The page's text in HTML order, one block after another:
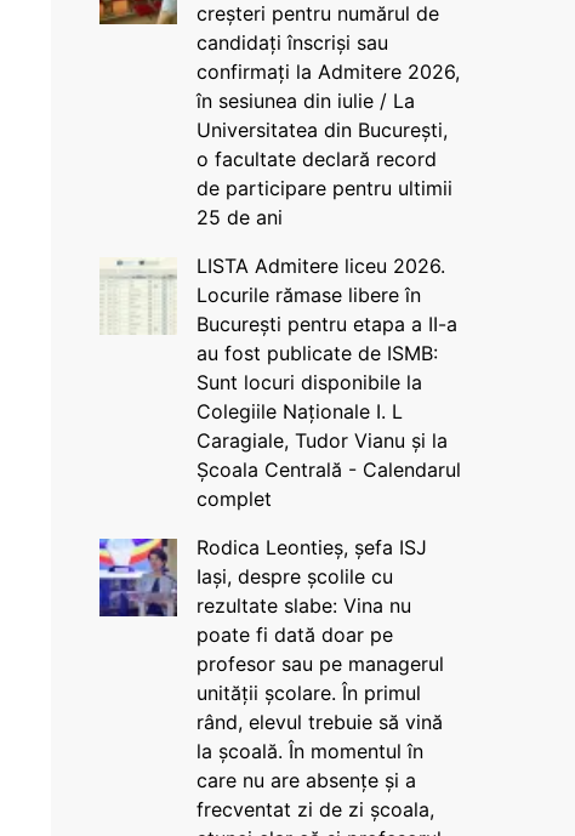
creșteri pentru numărul de
candidați înscriși sau
confirmați la Admitere 2026,
în sesiunea din iulie / La
Universitatea din București,
o facultate declară record
de participare pentru ultimii
25 de ani
LISTA Admitere liceu 2026.
Locurile rămase libere în
București pentru etapa a II-a
au fost publicate de ISMB:
Sunt locuri disponibile la
Colegiile Naționale I. L
Caragiale, Tudor Vianu și la
Școala Centrală - Calendarul
complet
Rodica Leontieș, șefa ISJ
Iași, despre școlile cu
rezultate slabe: Vina nu
poate fi dată doar pe
profesor sau pe managerul
unității școlare. În primul
rând, elevul trebuie să vină
la școală. În momentul în
care nu are absențe și a
frecventat zi de zi școala,